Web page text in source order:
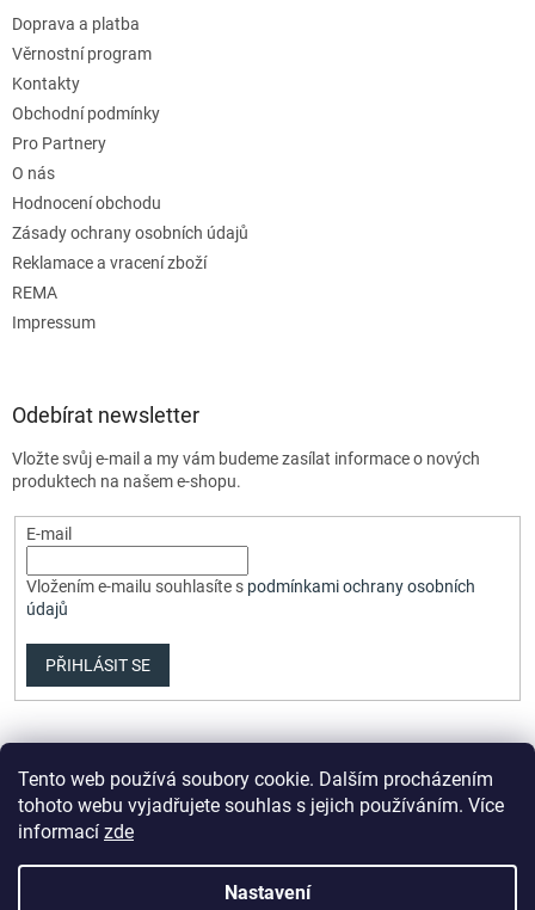
Tento web používá soubory cookie. Dalším procházením
tohoto webu vyjadřujete souhlas s jejich používáním. Více
informací zde
Nastavení
Doprava a platba
Věrnostní program
Kontakty
Obchodní podmínky
Pro Partnery
O nás
Hodnocení obchodu
Zásady ochrany osobních údajů
Reklamace a vracení zboží
REMA
Impressum
Odebírat newsletter
Vložte svůj e-mail a my vám budeme zasílat informace o nových
produktech na našem e-shopu.
E-mail
Vložením e-mailu souhlasíte s podmínkami ochrany osobních
údajů
PŘIHLÁSIT SE